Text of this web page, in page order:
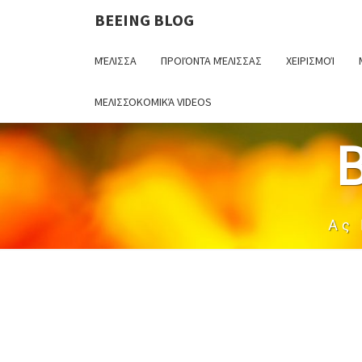
BEEING BLOG
ΜΈΛΙΣΣΑ ΠΡΟΙΌΝΤΑ ΜΈΛΙΣΣΑΣ ΧΕΙΡΙΣΜΟΊ
ΜΕΛΙΣΣΟΚΟΜΙΚΆ VIDEOS
Ας